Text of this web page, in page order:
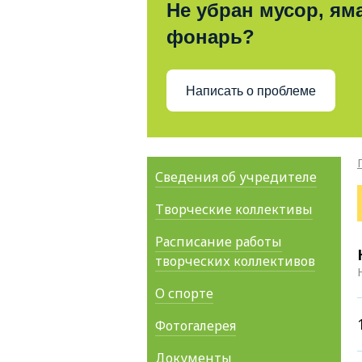
Не убран мусор,
фонарь?
Написать о проблеме
Сведения об учредителе
Творческие коллективы
Расписание работы
творческих коллективов
О спорте
Фотогалерея
Документы